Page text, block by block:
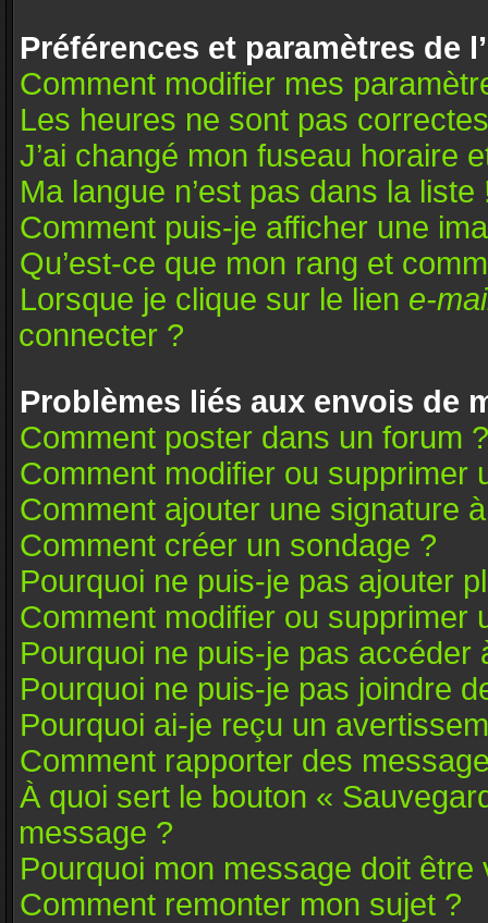
Préférences et paramètres de
Comment modifier mes
Les heures ne sont pas
J’ai changé mon fuseau horaire
Ma langue n’est pas dans la liste
Comment puis-je afficher une
Qu’est-ce que mon rang et
Lorsque je clique sur le lien e-
connecter ?
Problèmes liés aux envois de
Comment poster dans un forum ?
Comment modifier ou supprimer
Comment ajouter une signature
Comment créer un sondage ?
Pourquoi ne puis-je pas ajouter
Comment modifier ou supprimer
Pourquoi ne puis-je pas accéder
Pourquoi ne puis-je pas joindre
Pourquoi ai-je reçu un
Comment rapporter des
À quoi sert le bouton «
message ?
Pourquoi mon message doit être
Comment remonter mon sujet ?